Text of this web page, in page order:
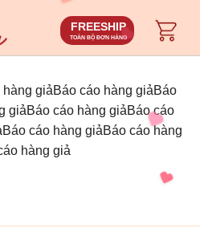
FREESHIP
TOÀN BỘ ĐƠN HÀNG
giảBáo cáo hàng giảBáo
giảBáo cáo hàng giảBáo cáo
cáo hàng giảBáo cáo hàng
hàng giả